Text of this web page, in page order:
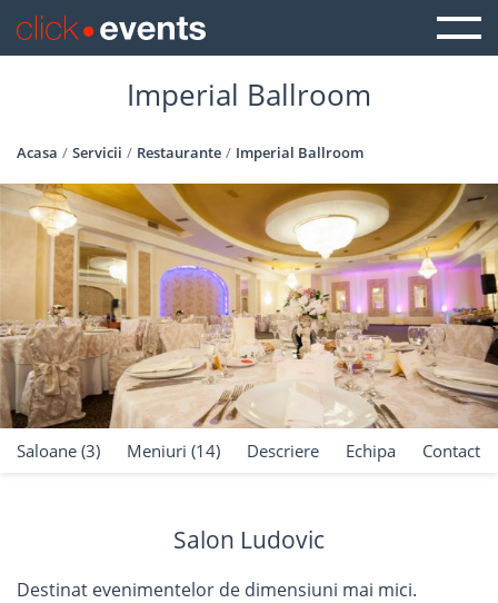
Imperial Ballroom
Acasa Servicii Restaurante Imperial Ballroom
Saloane (3) Meniuri (14) Descriere Echipa Contact
Salon Ludovic
Destinat evenimentelor de dimensiuni mai mici.